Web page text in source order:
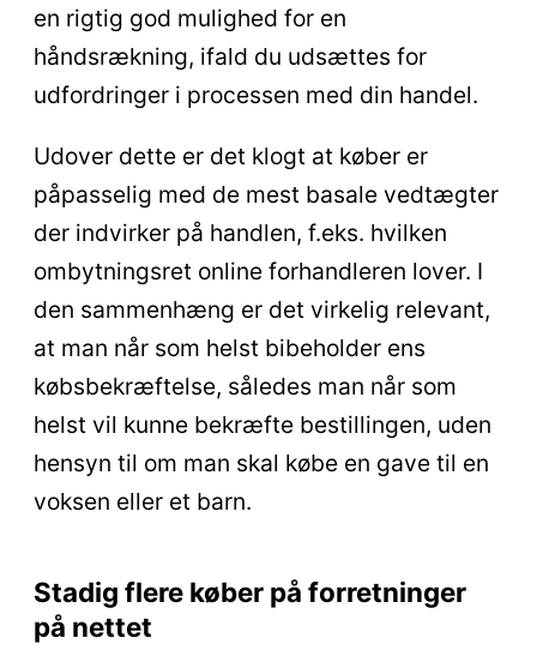
en rigtig god mulighed for en
håndsrækning, ifald du udsættes for
udfordringer i processen med din handel.
Udover dette er det klogt at køber er
påpasselig med de mest basale vedtægter
der indvirker på handlen, f.eks. hvilken
ombytningsret online forhandleren lover. I
den sammenhæng er det virkelig relevant,
at man når som helst bibeholder ens
købsbekræftelse, således man når som
helst vil kunne bekræfte bestillingen, uden
hensyn til om man skal købe en gave til en
voksen eller et barn.
Stadig flere køber på forretninger
på nettet